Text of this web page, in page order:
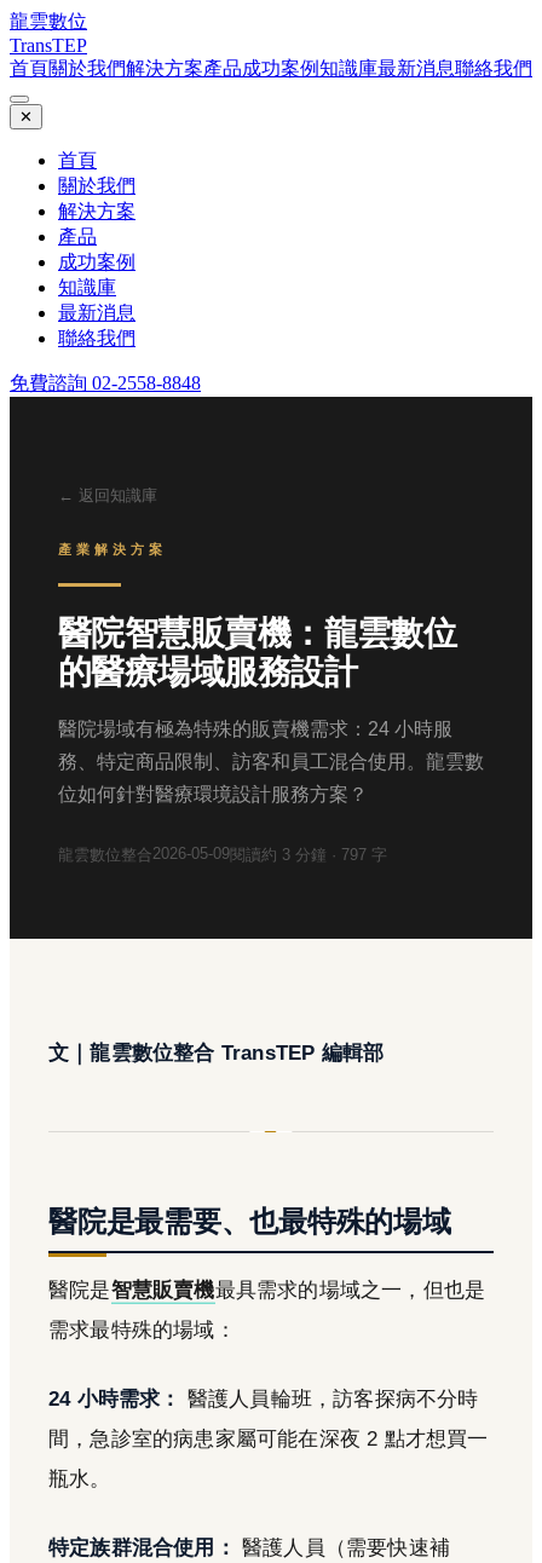
龍雲數位
TransTEP
首頁關於我們解決方案產品成功案例知識庫最新消息聯絡我們
✕
首頁
關於我們
解決方案
產品
成功案例
知識庫
最新消息
聯絡我們
免費諮詢 02-2558-8848
← 返回知識庫
產業解決方案
醫院智慧販賣機：龍雲數位
的醫療場域服務設計
醫院場域有極為特殊的販賣機需求：24 小時服
務、特定商品限制、訪客和員工混合使用。龍雲數
位如何針對醫療環境設計服務方案？
龍雲數位整合2026-05-09閱讀約 3 分鐘 · 797 字
文｜龍雲數位整合 TransTEP 編輯部
醫院是最需要、也最特殊的場域
醫院是智慧販賣機最具需求的場域之一，但也是
需求最特殊的場域：
24 小時需求：
醫護人員輪班，訪客探病不分時
間，急診室的病患家屬可能在深夜 2 點才想買一
瓶水。
特定族群混合使用： 醫護人員（需要快速補